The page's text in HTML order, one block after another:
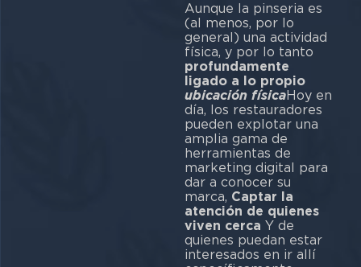
Aunque la pinseria es
(al menos, por lo
general) una actividad
física, y por lo tanto
profundamente
ligado a lo propio
ubicación físicaHoy en
día, los restauradores
pueden explotar una
amplia gama de
herramientas de
marketing digital para
dar a conocer su
marca, Captar la
atención de quienes
viven cerca Y de
quienes puedan estar
interesados en ir allí